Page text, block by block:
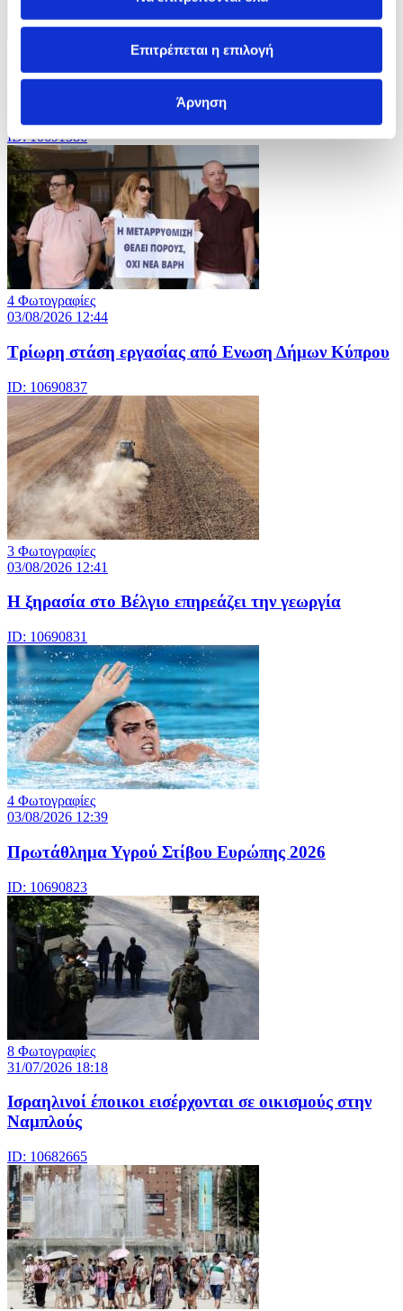
Επιτρέπεται η επιλογή
Άρνηση
03/08/2026 15:41
Πυρκαγιές στην πολιτεία Ουάσιγκτον των ΗΠΑ
ID: 10691386
4 Φωτογραφίες
03/08/2026 12:44
Τρίωρη στάση εργασίας από Ενωση Δήμων Κύπρου
ID: 10690837
3 Φωτογραφίες
03/08/2026 12:41
Η ξηρασία στο Βέλγιο επηρεάζει την γεωργία
ID: 10690831
4 Φωτογραφίες
03/08/2026 12:39
Πρωτάθλημα Υγρού Στίβου Ευρώπης 2026
ID: 10690823
8 Φωτογραφίες
31/07/2026 18:18
Ισραηλινοί έποικοι εισέρχονται σε οικισμούς στην
Ναμπλούς
ID: 10682665